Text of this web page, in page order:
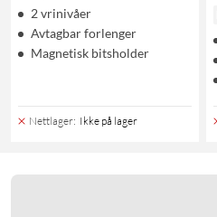
2 vrinivåer
Avtagbar forlenger
Magnetisk bitsholder
Nettlager: Ikke på lager